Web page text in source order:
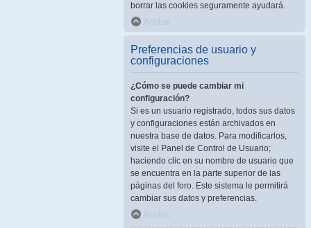
borrar las cookies seguramente ayudará.
Arriba
Preferencias de usuario y
configuraciones
¿Cómo se puede cambiar mi
configuración?
Si es un usuario registrado, todos sus datos
y configuraciones están archivados en
nuestra base de datos. Para modificarlos,
visite el Panel de Control de Usuario;
haciendo clic en su nombre de usuario que
se encuentra en la parte superior de las
páginas del foro. Este sistema le permitirá
cambiar sus datos y preferencias.
Arriba